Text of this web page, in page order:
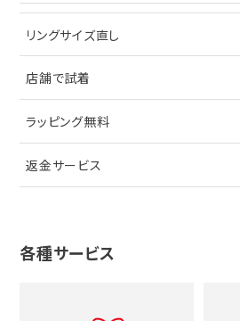
ブレスレット
ペンダントトップ
ブローチ
その他
ノーブランドジュエリーをすべて見る
イヤリング
ブレスレット
ペンダントトップ
ブローチ
その他
ティファニー
キーケース
サングラス
シューズ
香水
シャネル
オメガ
シャネル
タグホイヤー
カルティエ
セイコー
メンズ時計
ブルガリ
カルティエ
ウノアエレ
4℃
グッチ
星
リボン
花
十字架
リングサイズ直し
店舗で試着
ラッピング無料
返金サービス
各種サービス